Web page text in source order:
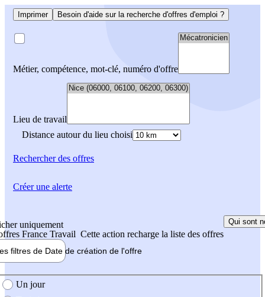
Imprimer Besoin d'aide sur la recherche d'offres d'emploi ?
Métier, compétence, mot-clé, numéro d'offre
Lieu de travail
Distance autour du lieu choisi
Rechercherdes offres
uniquement
France Travail Cette action recharge la liste des offres
Qui sont
filtres de Date de création de l'offre
création de l'offre
Un jour
Créer une alerte